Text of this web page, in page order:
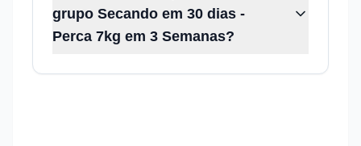
grupo Secando em 30 dias -
Perca 7kg em 3 Semanas?